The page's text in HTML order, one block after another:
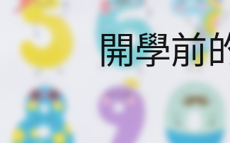
開學前